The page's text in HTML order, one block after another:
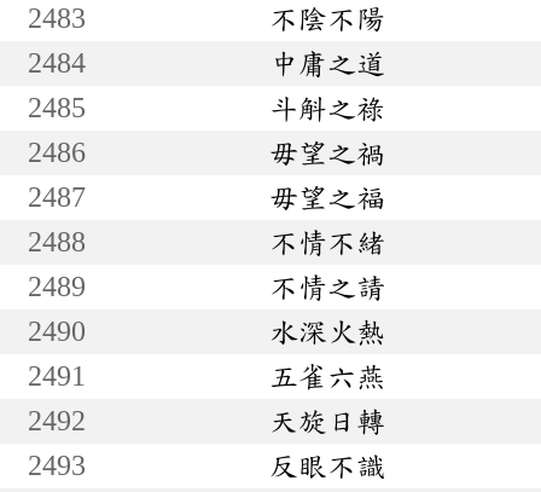
2483
不陰不陽
2484
中庸之道
2485
斗斛之祿
2486
毋望之禍
2487
毋望之福
2488
不情不緒
2489
不情之請
2490
水深火熱
2491
五雀六燕
2492
天旋日轉
2493
反眼不識